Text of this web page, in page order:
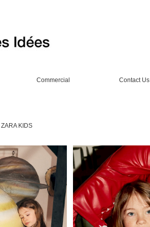
Commercial Contact Us
ZARA KIDS